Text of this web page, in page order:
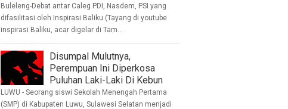
Buleleng-Debat antar Caleg PDI, Nasdem, PSI yang
difasilitasi oleh Inspirasi Baliku (Tayang di youtube
inspirasi Baliku, acar digelar di Tam...
Disumpal Mulutnya,
Perempuan Ini Diperkosa
Puluhan Laki-Laki Di Kebun
LUWU - Seorang siswi Sekolah Menengah Pertama
(SMP) di Kabupaten Luwu, Sulawesi Selatan menjadi